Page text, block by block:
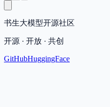
书生大模型开源社区
开源 · 开放 · 共创
GitHubHuggingFace